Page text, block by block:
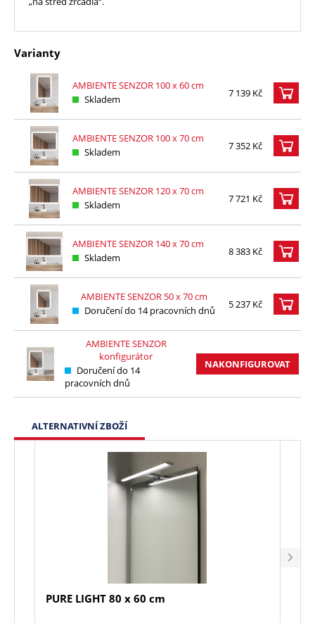
Varianty
AMBIENTE SENZOR 100 x 60 cm
Skladem
7 139 Kč
AMBIENTE SENZOR 100 x 70 cm
Skladem
7 352 Kč
AMBIENTE SENZOR 120 x 70 cm
Skladem
7 721 Kč
AMBIENTE SENZOR 140 x 70 cm
Skladem
8 383 Kč
AMBIENTE SENZOR 50 x 70 cm
Doručení do 14 pracovních dnů
5 237 Kč
AMBIENTE SENZOR
konfigurátor
Doručení do 14
pracovních dnů
NAKONFIGUROVAT
ALTERNATIVNÍ ZBOŽÍ
PURE LIGHT 80 x 60 cm